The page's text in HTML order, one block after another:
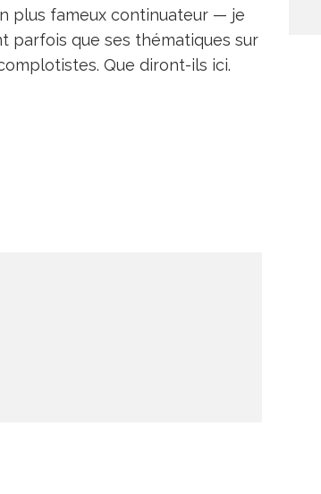
plus fameux continuateur — je
parfois que ses thématiques sur
Que diront-ils ici.